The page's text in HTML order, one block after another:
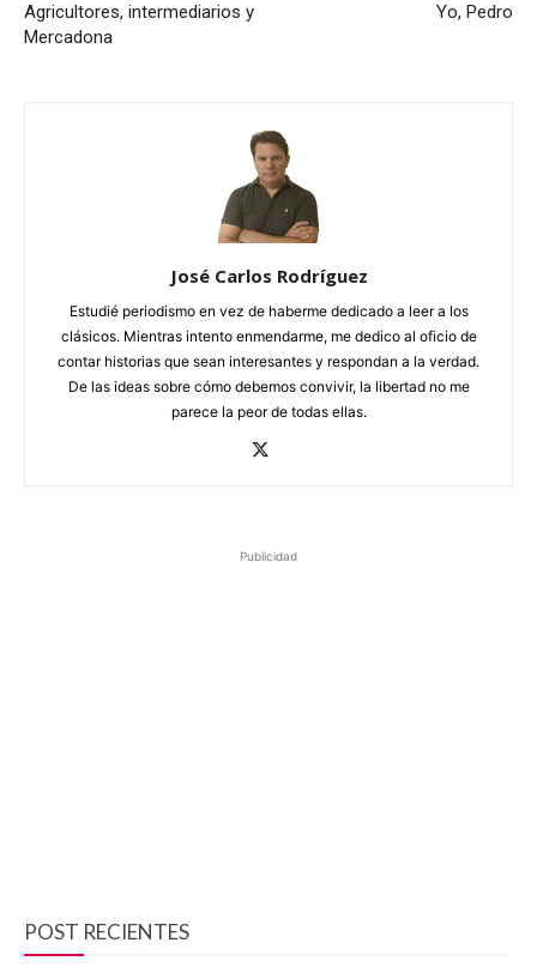
Agricultores, intermediarios y
Mercadona
Yo, Pedro
José Carlos Rodríguez
Estudié periodismo en vez de haberme dedicado a leer a los
clásicos. Mientras intento enmendarme, me dedico al oficio de
contar historias que sean interesantes y respondan a la verdad.
De las ideas sobre cómo debemos convivir, la libertad no me
parece la peor de todas ellas.
Publicidad
POST RECIENTES